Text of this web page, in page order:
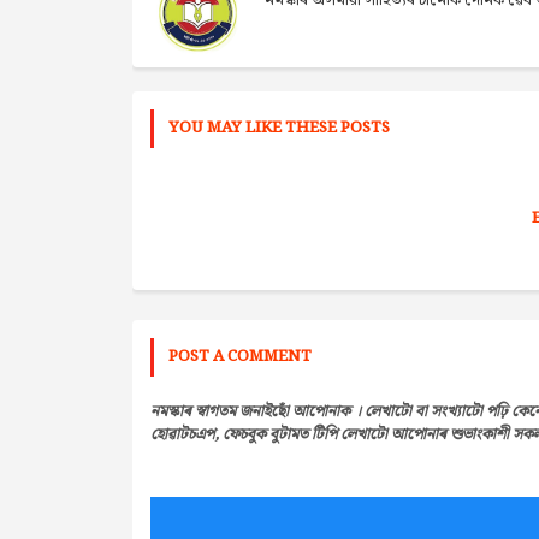
YOU MAY LIKE THESE POSTS
POST A COMMENT
নমস্কাৰ স্বাগতম জনাইছোঁ আপোনাক । লেখাটো বা সংখ্যাটো পঢ়ি
হোৱাটচএপ, ফেচবুক বুটামত টিপি লেখাটো আপোনাৰ শুভাংকাশী